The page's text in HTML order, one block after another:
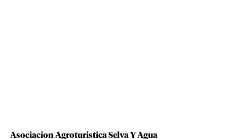
Asociacion Agroturistica Selva Y Agua